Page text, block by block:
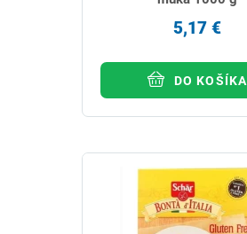
5,17 €
DO KOŠÍKA